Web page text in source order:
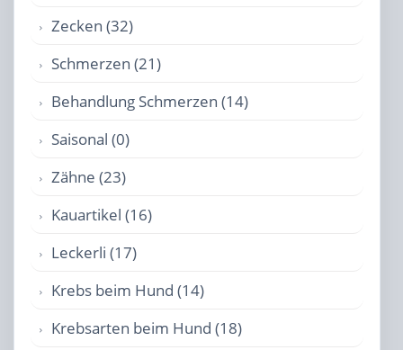
Zecken (32)
Schmerzen (21)
Behandlung Schmerzen (14)
Saisonal (0)
Zähne (23)
Kauartikel (16)
Leckerli (17)
Krebs beim Hund (14)
Krebsarten beim Hund (18)